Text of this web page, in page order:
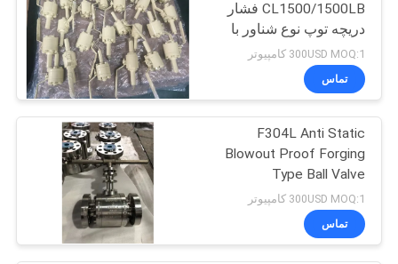
نقشه
سایت
PRIVACY
POLICYدریچه گلوله ای ورودی
بالا
23
CL1500/1500LB فشار
دریچه توپ نوع شناور با
برچسب فولاد ضد زنگ
300USD MOQ:1 کامپیوتر
تماس
F304L Anti Static
Blowout Proof Forging
Type Ball Valve
300USD MOQ:1 کامپیوتر
تماس